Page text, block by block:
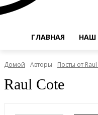
ГЛАВНАЯ НАШ
Домой Авторы Посты от
Raul Cote